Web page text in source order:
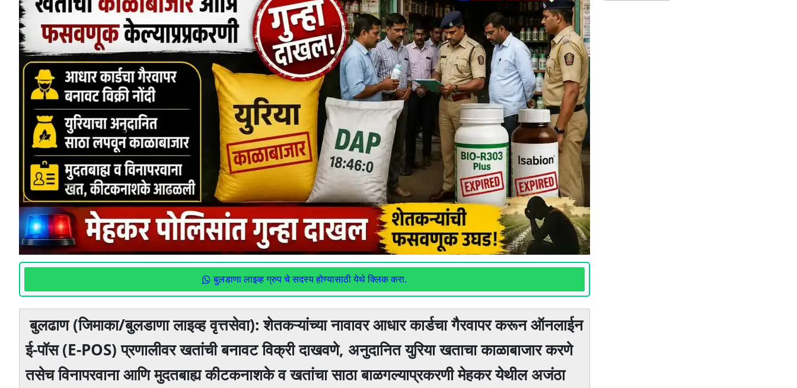
बुलडाणा लाइव्ह ग्रुप चे सदस्य होण्यासाठी येथे क्लिक करा.
बुलढाण (जिमाका/बुलडाणा लाइव्ह वृत्तसेवा): शेतकऱ्यांच्या नावावर आधार कार्डचा गैरवापर करून ऑनलाईन
ई-पॉस (E-POS) प्रणालीवर खतांची बनावट विक्री दाखवणे, अनुदानित युरिया खताचा काळाबाजार करणे
तसेच विनापरवाना आणि मुदतबाह्य कीटकनाशके व खतांचा साठा बाळगल्याप्रकरणी मेहकर येथील अजंठा